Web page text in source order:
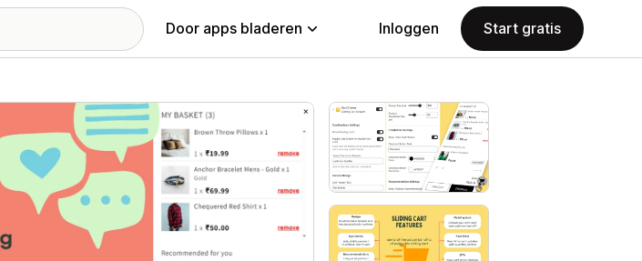
Door apps bladeren Inloggen Start gratis